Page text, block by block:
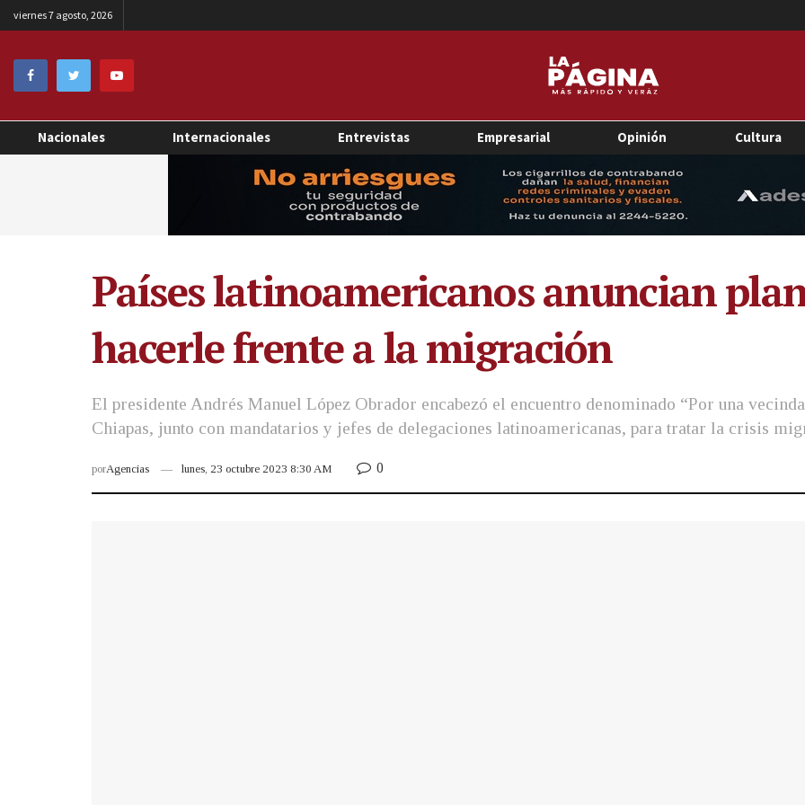
viernes 7 agosto, 2026
Nacionales Internacionales Entrevistas Empresarial Opinión Cultura
Países latinoamericanos anuncian
hacerle frente a la migración
El presidente Andrés Manuel López Obrador encabezó el encuentro denominado “Por una
Chiapas, junto con mandatarios y jefes de delegaciones latinoamericanas, para tratar la crisis
porAgencias lunes, 23 octubre 2023 8:30 AM 0